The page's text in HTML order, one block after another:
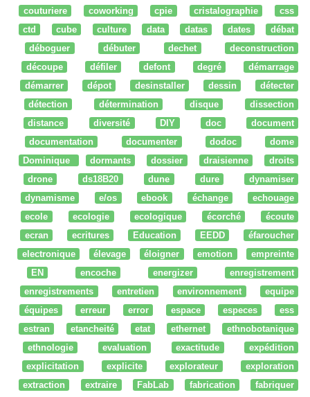
couturiere
coworking cpie cristalographie
css
ctd
cube culture data datas dates
débat
déboguer
débuter dechet
deconstruction
découpe
défiler defont degré
démarrage
démarrer
dépot desinstaller dessin
détecter
détection
détermination disque
dissection
distance
diversité DIY doc
document
documentation
documenter dodoc
dome
Dominique
dormants dossier draisienne
droits
drone
ds18B20 dune dure
dynamiser
dynamisme
e/os ebook échange
echouage
ecole
ecologie ecologique écorché
écoute
ecran
ecritures Education EEDD
éfaroucher
electronique
élevage éloigner emotion
empreinte
EN
encoche energizer
enregistrement
enregistrements
entretien environnement
equipe
équipes
erreur error espace especes
ess
estran
etancheité etat ethernet
ethnobotanique
ethnologie
evaluation exactitude
expédition
explicitation
explicite explorateur
exploration
extraction
extraire FabLab fabrication
fabriquer